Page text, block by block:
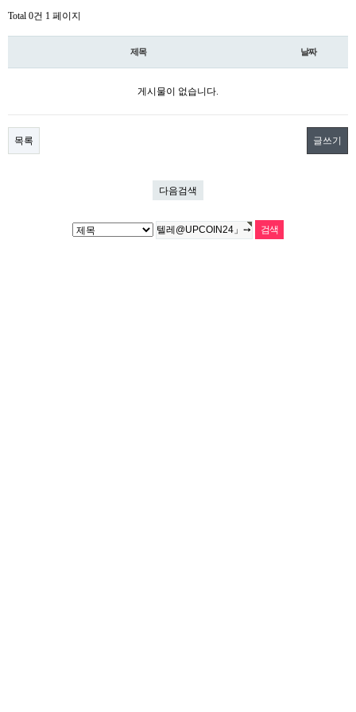
Total 0건 1 페이지
제목 날짜
게시물이 없습니다.
목록 글쓰기
다음검색